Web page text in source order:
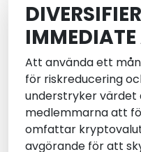
Att använda ett
för riskreducering
understryker värdet
medlemmarna att
omfattar
avgörande för att